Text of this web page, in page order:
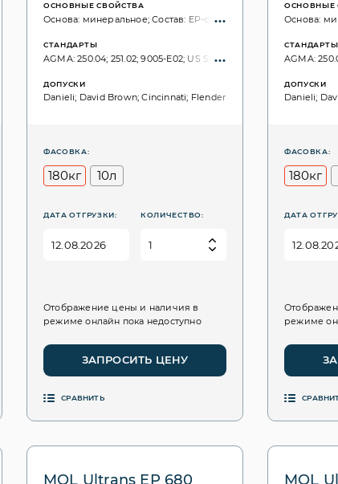
без хлора;
51517: Part 3: CLP; ISO 6743: CKD; ISO: 12925-1; ISO VG, 3448: 220;
ОСНОВНЫЕ СВОЙСТВА
Основа: минеральное; Состав: EP-свойства; без хлора;
СТАНДАРТЫ
AGMA: 250.04; 251.02; 9005-E02; US Steel: 224; DIN 51517: Part 3:
ДОПУСКИ
Danieli; David Brown; Cincinnati; Flender
ФАСОВКА:
180кг 10л
ДАТА ОТГРУЗКИ: КОЛИЧЕСТВО:
Отображение цены и наличия в
режиме онлайн пока недоступно
ЗАПРОСИТЬ ЦЕНУ
СРАВНИТЬ
ОСНОВНЫЕ
Основа:
СТАНДАРТЫ
AGMA:
ДОПУСКИ
Danieli;
ФАСОВКА:
180кг
ДАТА
режиме
MOL Ultrans EP 680
MOL